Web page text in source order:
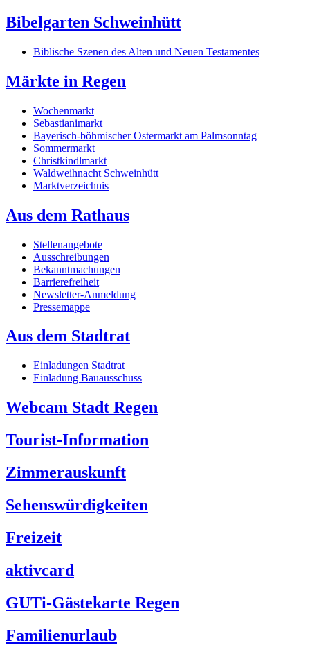
Bibelgarten Schweinhütt
Biblische Szenen des Alten und Neuen Testamentes
Märkte in Regen
Wochenmarkt
Sebastianimarkt
Bayerisch-böhmischer Ostermarkt am Palmsonntag
Sommermarkt
Christkindlmarkt
Waldweihnacht Schweinhütt
Marktverzeichnis
Aus dem Rathaus
Stellenangebote
Ausschreibungen
Bekanntmachungen
Barrierefreiheit
Newsletter-Anmeldung
Pressemappe
Aus dem Stadtrat
Einladungen Stadtrat
Einladung Bauausschuss
Webcam Stadt Regen
Tourist-Information
Zimmerauskunft
Sehenswürdigkeiten
Freizeit
aktivcard
GUTi-Gästekarte Regen
Familienurlaub